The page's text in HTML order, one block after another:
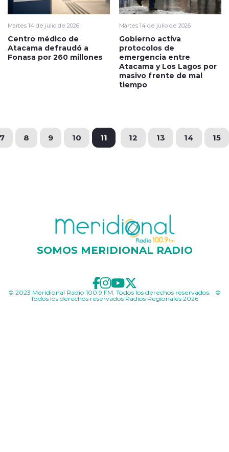
Martes 14 de julio de 2026
Centro médico de
Atacama defraudó a
Fonasa por 260 millones
Martes 14 de julio de 2026
Gobierno activa
protocolos de
emergencia entre
Atacama y Los Lagos por
masivo frente de mal
tiempo
7 8 9 10 11 12 13 14 15
SOMOS MERIDIONAL RADIO
© 2023 Meridional Radio 100.9 FM. Todos los derechos reservados. ©
Todos los derechos reservados Radios Regionales 2026